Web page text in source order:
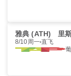
雅典 (ATH) 里
8/10周一 直飞